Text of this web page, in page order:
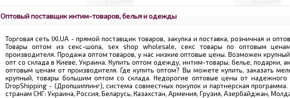
Оптовый поставщик интим-товаров, белья и одежды
Торговая сеть IXI.UA - прямой поставщик товаров, закупка и поставка, розничная и
Товары оптом из секс-шопа, sex shop wholesale, секс товары по оптовым
производителя. Продажа оптом товаров, у нас низкие оптовые цены. Возможен
опт со склада в Киеве, Украина. Купить оптом одежду, интим-товары, белье, подарки,
оптовым ценам от производителя. Где купить оптом? Вы можете купить, заказать
крупный, товары большим оптом со склада. Недорогие оптовые цены от надежного
DropShipping - (Дропшиппинг), система совместных покупок и партнерская программа.
странам СНГ: Украина, Россия, Беларусь, Казахстан, Армения, Грузия, Азербайджан,